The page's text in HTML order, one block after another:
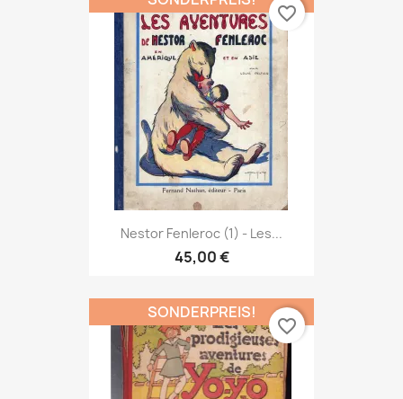
Nestor Fenleroc (1) - Les...
45,00 €
favorite_border
SONDERPREIS!
favorite_border